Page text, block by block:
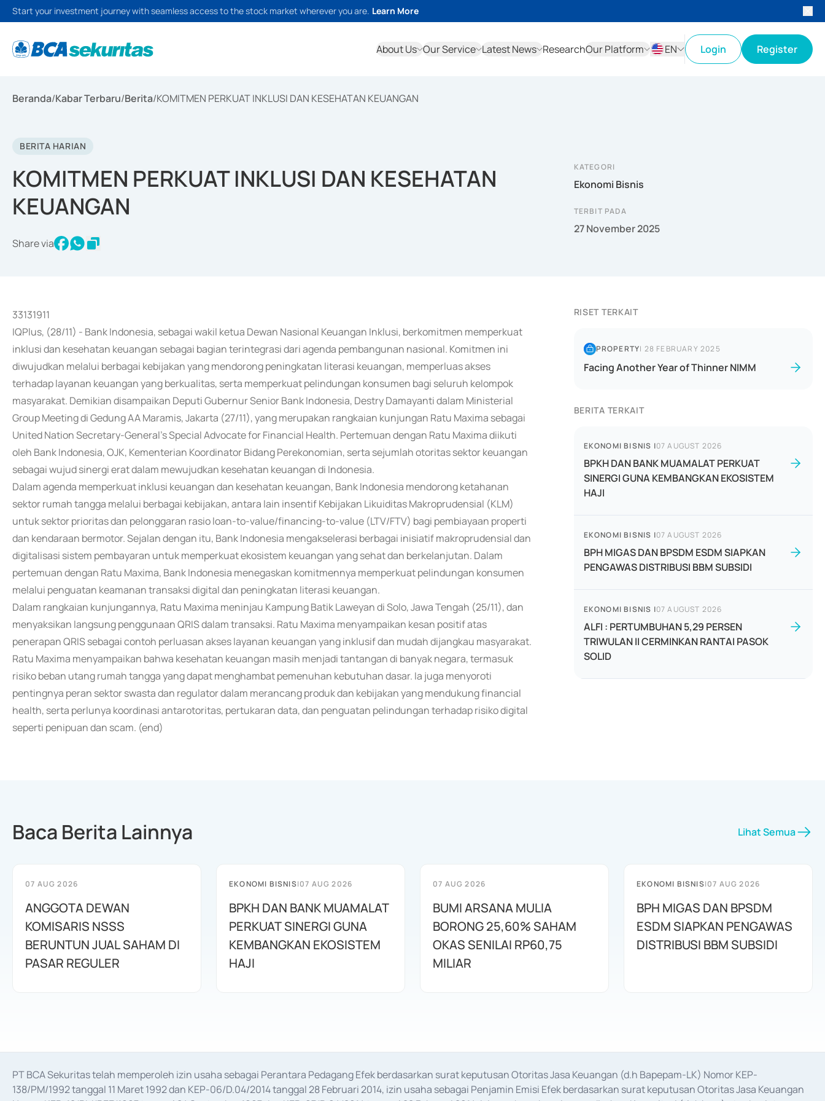
Start your investment journey with seamless access to the stock market wherever you are. Learn More
About Us Our Service Latest News ResearchOur Platform
EN
Login Register
Beranda/Kabar Terbaru/Berita/KOMITMEN PERKUAT INKLUSI DAN KESEHATAN KEUANGAN
BERITA HARIAN
KOMITMEN PERKUAT INKLUSI DAN KESEHATAN
KEUANGAN
Share via
KATEGORI
Ekonomi Bisnis
TERBIT PADA
27 November 2025
33131911
IQPlus, (28/11) - Bank Indonesia, sebagai wakil ketua Dewan Nasional Keuangan Inklusi, berkomitmen memperkuat
inklusi dan kesehatan keuangan sebagai bagian terintegrasi dari agenda pembangunan nasional. Komitmen ini
diwujudkan melalui berbagai kebijakan yang mendorong peningkatan literasi keuangan, memperluas akses
terhadap layanan keuangan yang berkualitas, serta memperkuat pelindungan konsumen bagi seluruh kelompok
masyarakat. Demikian disampaikan Deputi Gubernur Senior Bank Indonesia, Destry Damayanti dalam Ministerial
Group Meeting di Gedung AA Maramis, Jakarta (27/11), yang merupakan rangkaian kunjungan Ratu Maxima sebagai
United Nation Secretary-General's Special Advocate for Financial Health. Pertemuan dengan Ratu Maxima diikuti
oleh Bank Indonesia, OJK, Kementerian Koordinator Bidang Perekonomian, serta sejumlah otoritas sektor keuangan
sebagai wujud sinergi erat dalam mewujudkan kesehatan keuangan di Indonesia.
Dalam agenda memperkuat inklusi keuangan dan kesehatan keuangan, Bank Indonesia mendorong ketahanan
sektor rumah tangga melalui berbagai kebijakan, antara lain insentif Kebijakan Likuiditas Makroprudensial (KLM)
untuk sektor prioritas dan pelonggaran rasio loan-to-value/financing-to-value (LTV/FTV) bagi pembiayaan properti
dan kendaraan bermotor. Sejalan dengan itu, Bank Indonesia mengakselerasi berbagai inisiatif makroprudensial dan
digitalisasi sistem pembayaran untuk memperkuat ekosistem keuangan yang sehat dan berkelanjutan. Dalam
pertemuan dengan Ratu Maxima, Bank Indonesia menegaskan komitmennya memperkuat pelindungan konsumen
melalui penguatan keamanan transaksi digital dan peningkatan literasi keuangan.
Dalam rangkaian kunjungannya, Ratu Maxima meninjau Kampung Batik Laweyan di Solo, Jawa Tengah (25/11), dan
menyaksikan langsung penggunaan QRIS dalam transaksi. Ratu Maxima menyampaikan kesan positif atas
penerapan QRIS sebagai contoh perluasan akses layanan keuangan yang inklusif dan mudah dijangkau masyarakat.
Ratu Maxima menyampaikan bahwa kesehatan keuangan masih menjadi tantangan di banyak negara, termasuk
risiko beban utang rumah tangga yang dapat menghambat pemenuhan kebutuhan dasar. Ia juga menyoroti
pentingnya peran sektor swasta dan regulator dalam merancang produk dan kebijakan yang mendukung financial
health, serta perlunya koordinasi antarotoritas, pertukaran data, dan penguatan pelindungan terhadap risiko digital
seperti penipuan dan scam. (end)
RISET TERKAIT
PROPERTY| 28 FEBRUARY 2025
Facing Another Year of Thinner NIMM
BERITA TERKAIT
EKONOMI BISNIS |07 AUGUST 2026
BPKH DAN BANK MUAMALAT PERKUAT
SINERGI GUNA KEMBANGKAN EKOSISTEM
HAJI
EKONOMI BISNIS |07 AUGUST 2026
BPH MIGAS DAN BPSDM ESDM SIAPKAN
PENGAWAS DISTRIBUSI BBM SUBSIDI
EKONOMI BISNIS |07 AUGUST 2026
ALFI : PERTUMBUHAN 5,29 PERSEN
TRIWULAN II CERMINKAN RANTAI PASOK
SOLID
Baca Berita Lainnya Lihat Semua
07 AUG 2026
ANGGOTA DEWAN
KOMISARIS NSSS
BERUNTUN JUAL SAHAM DI
PASAR REGULER
EKONOMI BISNIS|07 AUG 2026
BPKH DAN BANK MUAMALAT
PERKUAT SINERGI GUNA
KEMBANGKAN EKOSISTEM
HAJI
07 AUG 2026
BUMI ARSANA MULIA
BORONG 25,60% SAHAM
OKAS SENILAI RP60,75
MILIAR
EKONOMI BISNIS|07 AUG 2026
BPH MIGAS DAN BPSDM
ESDM SIAPKAN PENGAWAS
DISTRIBUSI BBM SUBSIDI
PT BCA Sekuritas telah memperoleh izin usaha sebagai Perantara Pedagang Efek berdasarkan surat keputusan Otoritas Jasa Keuangan (d.h Bapepam-LK) Nomor KEP-
138/PM/1992 tanggal 11 Maret 1992 dan KEP-06/D.04/2014 tanggal 28 Februari 2014, izin usaha sebagai Penjamin Emisi Efek berdasarkan surat keputusan Otoritas Jasa Keuangan